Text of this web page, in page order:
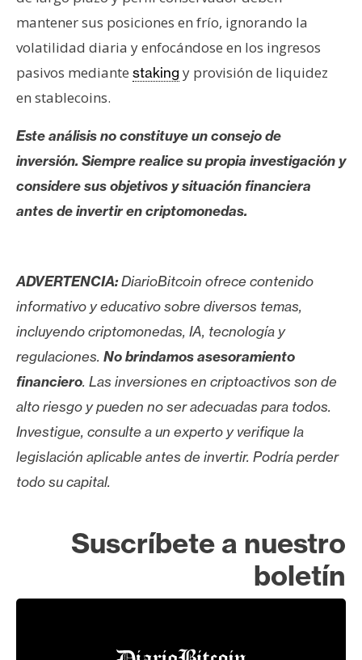
mantener sus posiciones en frío, ignorando la
volatilidad diaria y enfocándose en los ingresos
pasivos mediante staking y provisión de liquidez
en stablecoins.
Este análisis no constituye un consejo de
inversión. Siempre realice su propia investigación y
considere sus objetivos y situación financiera
antes de invertir en criptomonedas.
ADVERTENCIA:DiarioBitcoin ofrece contenido
informativo y educativo sobre diversos temas,
incluyendo criptomonedas, IA, tecnología y
regulaciones. No brindamos asesoramiento
financiero. Las inversiones en criptoactivos son de
alto riesgo y pueden no ser adecuadas para todos.
Investigue, consulte a un experto y verifique la
legislación aplicable antes de invertir. Podría perder
todo su capital.
Suscríbete a nuestro
boletín